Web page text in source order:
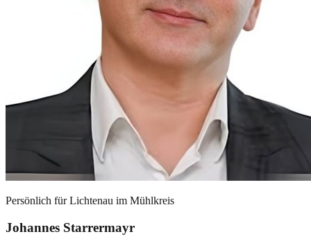
Persönlich fürLichtenau im Mühlkreis
Johannes Starrermayr